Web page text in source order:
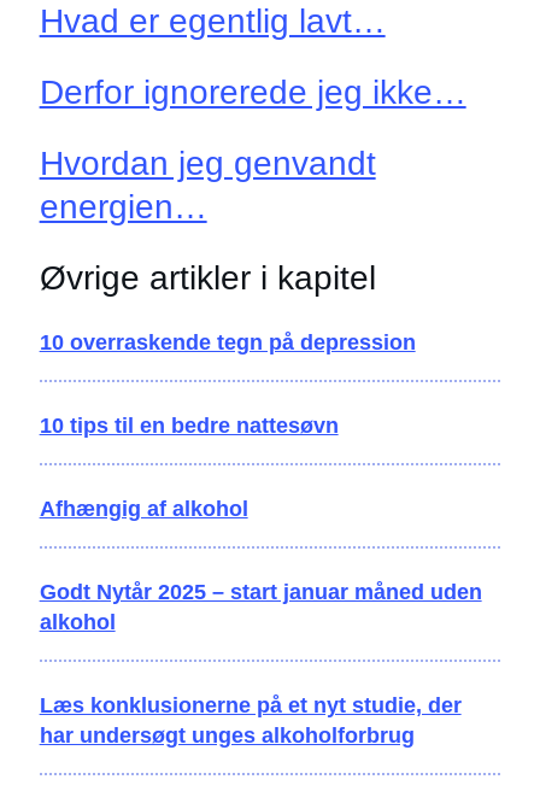
Hvad er egentlig lavt…
Derfor ignorerede jeg ikke…
Hvordan jeg genvandt
energien…
Øvrige artikler i kapitel
10 overraskende tegn på depression
10 tips til en bedre nattesøvn
Afhængig af alkohol
Godt Nytår 2025 – start januar måned uden
alkohol
Læs konklusionerne på et nyt studie, der
har undersøgt unges alkoholforbrug